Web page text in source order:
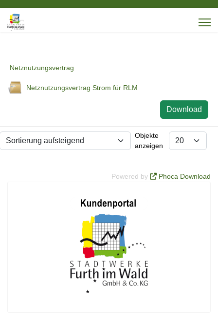
Netznutzungsvertrag
Netznutzungsvertrag Strom für RLM
Download
Objekte
anzeigen
Powered by Phoca Download